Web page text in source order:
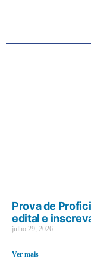
Prova de
edital e
julho 29, 2026
Ver mais